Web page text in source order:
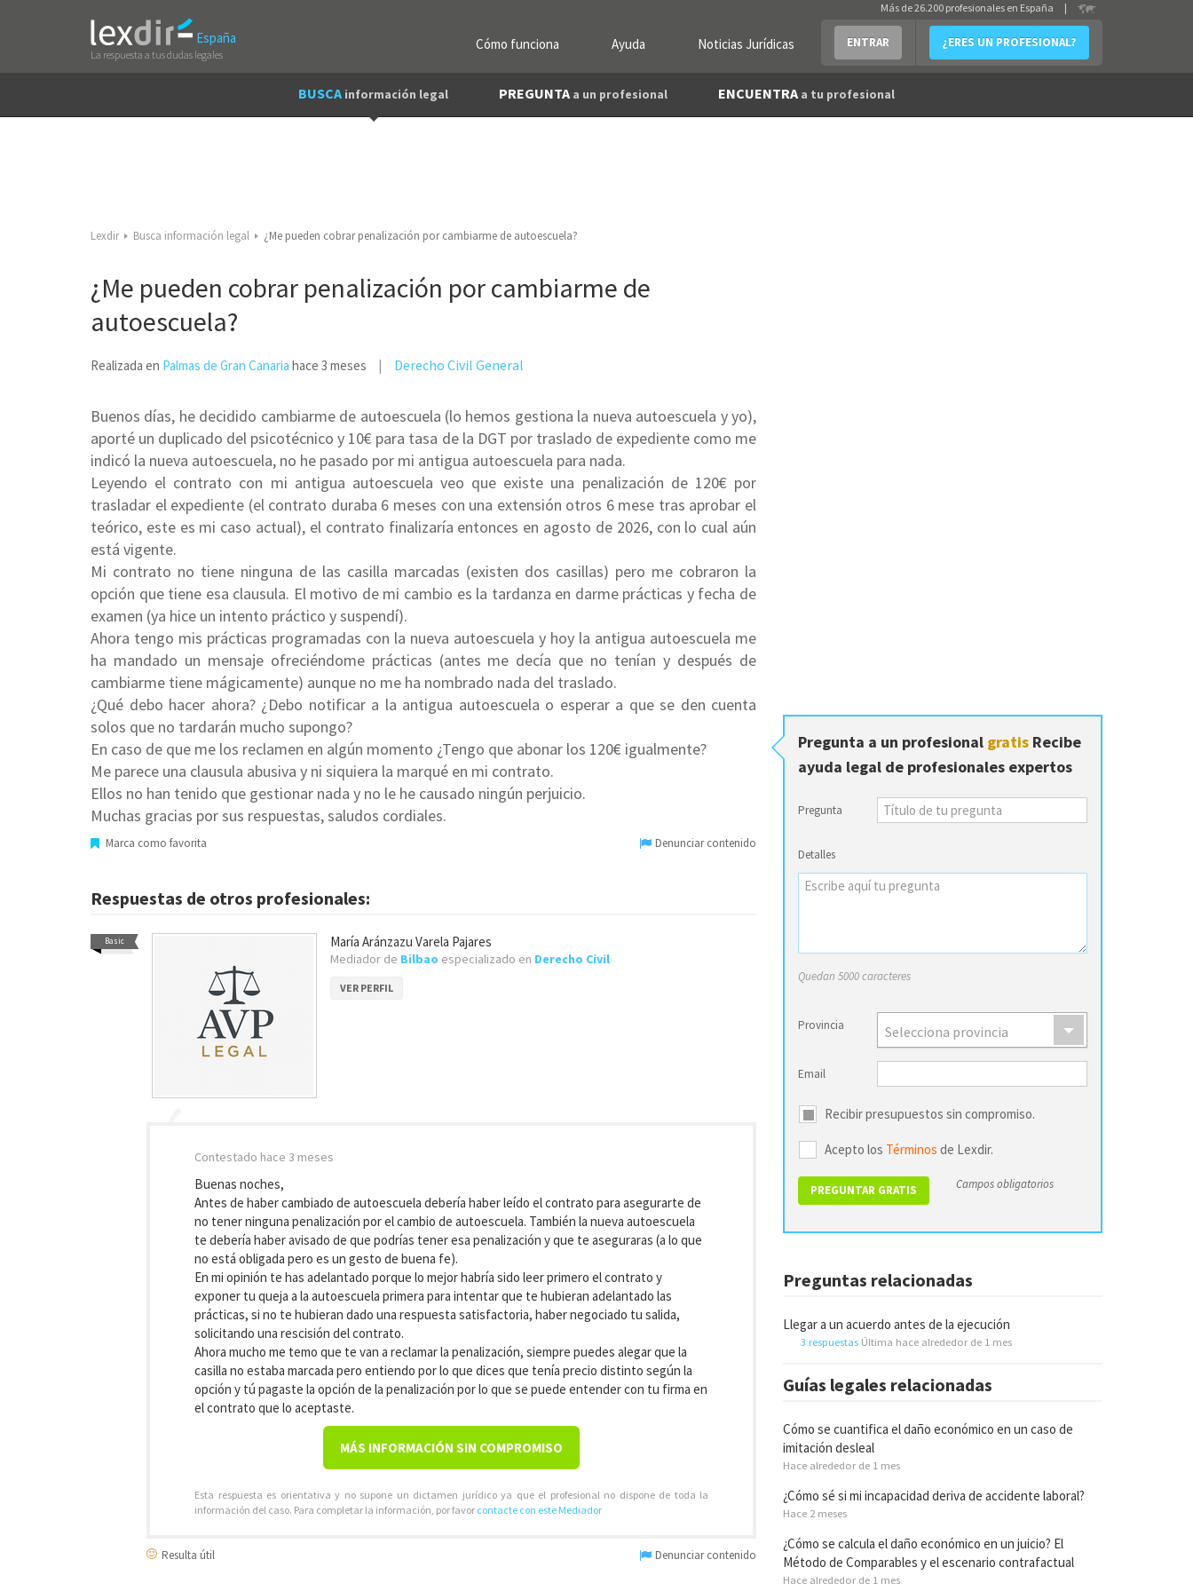
España
La respuesta a tus dudas legales
Cómo funciona Ayuda Noticias Jurídicas ENTRAR ¿ERES UN PROFESIONAL?
Más de 26.200 profesionales en España |
BUSCA información legal PREGUNTA a un profesional ENCUENTRA a tu profesional
Lexdir Busca información legal ¿Me pueden cobrar penalización por cambiarme de autoescuela?
¿Me pueden cobrar penalización por cambiarme de
autoescuela?
Realizada en Palmas de Gran Canaria hace 3 meses Derecho Civil General
Buenos días, he decidido cambiarme de autoescuela (lo hemos gestiona la nueva autoescuela y yo),
aporté un duplicado del psicotécnico y 10€ para tasa de la DGT por traslado de expediente como me
indicó la nueva autoescuela, no he pasado por mi antigua autoescuela para nada.
Leyendo el contrato con mi antigua autoescuela veo que existe una penalización de 120€ por
trasladar el expediente (el contrato duraba 6 meses con una extensión otros 6 mese tras aprobar el
teórico, este es mi caso actual), el contrato finalizaría entonces en agosto de 2026, con lo cual aún
está vigente.
Mi contrato no tiene ninguna de las casilla marcadas (existen dos casillas) pero me cobraron la
opción que tiene esa clausula. El motivo de mi cambio es la tardanza en darme prácticas y fecha de
examen (ya hice un intento práctico y suspendí).
Ahora tengo mis prácticas programadas con la nueva autoescuela y hoy la antigua autoescuela me
ha mandado un mensaje ofreciéndome prácticas (antes me decía que no tenían y después de
cambiarme tiene mágicamente) aunque no me ha nombrado nada del traslado.
¿Qué debo hacer ahora? ¿Debo notificar a la antigua autoescuela o esperar a que se den cuenta
solos que no tardarán mucho supongo?
En caso de que me los reclamen en algún momento ¿Tengo que abonar los 120€ igualmente?
Me parece una clausula abusiva y ni siquiera la marqué en mi contrato.
Ellos no han tenido que gestionar nada y no le he causado ningún perjuicio.
Muchas gracias por sus respuestas, saludos cordiales.
Marca como favorita Denunciar contenido
Respuestas de otros profesionales:
Basic María Aránzazu Varela Pajares
Mediador de Bilbao especializado en Derecho Civil
VER PERFIL
Contestado hace 3 meses
Buenas noches,
Antes de haber cambiado de autoescuela debería haber leído el contrato para asegurarte de
no tener ninguna penalización por el cambio de autoescuela. También la nueva autoescuela
te debería haber avisado de que podrías tener esa penalización y que te aseguraras (a lo que
no está obligada pero es un gesto de buena fe).
En mi opinión te has adelantado porque lo mejor habría sido leer primero el contrato y
exponer tu queja a la autoescuela primera para intentar que te hubieran adelantado las
prácticas, si no te hubieran dado una respuesta satisfactoria, haber negociado tu salida,
solicitando una rescisión del contrato.
Ahora mucho me temo que te van a reclamar la penalización, siempre puedes alegar que la
casilla no estaba marcada pero entiendo por lo que dices que tenía precio distinto según la
opción y tú pagaste la opción de la penalización por lo que se puede entender con tu firma en
el contrato que lo aceptaste.
MÁS INFORMACIÓN SIN COMPROMISO
Esta respuesta es orientativa y no supone un dictamen jurídico ya que el profesional no dispone de toda la
información del caso. Para completar la información, por favor contacte con este Mediador
Resulta útil Denunciar contenido
Pregunta a un profesional gratis Recibe
ayuda legal de profesionales expertos
Pregunta
Detalles
Quedan 5000 caracteres
Provincia Selecciona provincia
Email
Recibir presupuestos sin compromiso.
Acepto los Términos de Lexdir.
Campos obligatorios
Preguntas relacionadas
Llegar a un acuerdo antes de la ejecución
3 respuestas Última hace alrededor de 1 mes
Guías legales relacionadas
Cómo se cuantifica el daño económico en un caso de
imitación desleal
Hace alrededor de 1 mes
¿Cómo sé si mi incapacidad deriva de accidente laboral?
Hace 2 meses
¿Cómo se calcula el daño económico en un juicio? El
Método de Comparables y el escenario contrafactual
Hace alrededor de 1 mes